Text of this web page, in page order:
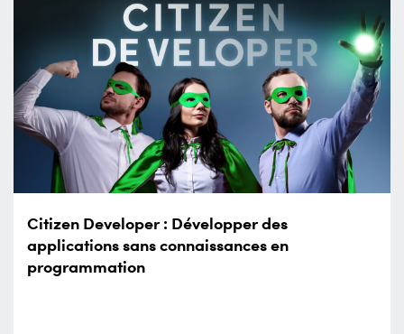
Citizen Developer : Développer des
applications sans connaissances en
programmation